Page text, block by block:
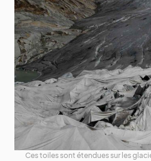
Ces toiles sont étendues sur les